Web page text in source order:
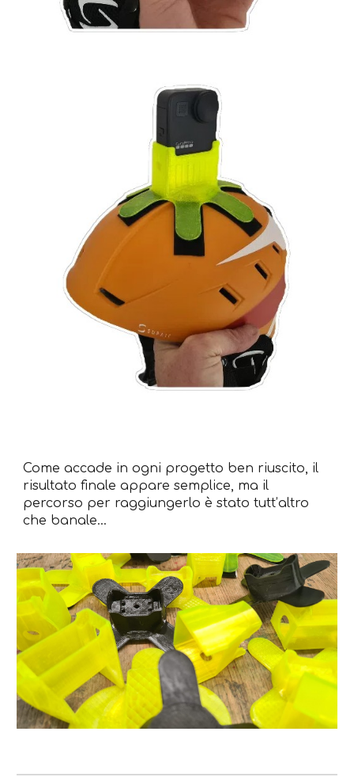
Come accade in ogni progetto ben riuscito, il
risultato finale appare semplice, ma il
percorso per raggiungerlo è stato tutt’altro
che banale...